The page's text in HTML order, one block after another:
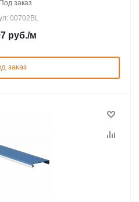
Под заказ
00702BL
руб./м
заказ